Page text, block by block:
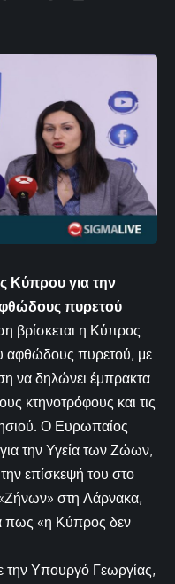
Κύπρου για την
πυρετού
βρίσκεται η Κύπρος
αφθώδους πυρετού, με
να δηλώνει έμπρακτα
κτηνοτρόφους και τις
Ο Ευρωπαίος
την Υγεία των Ζώων,
επίσκεψή του στο
στη Λάρνακα,
πως «η Κύπρος δεν
Υπουργό Γεωργίας,